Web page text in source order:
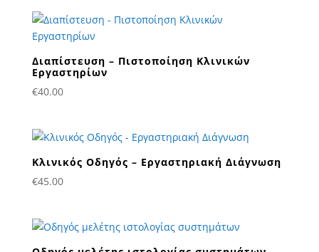
Διαπίστευση – Πιστοποίηση Κλινικών
Εργαστηρίων
€40.00
Κλινικός Οδηγός – Εργαστηριακή Διάγνωση
€45.00